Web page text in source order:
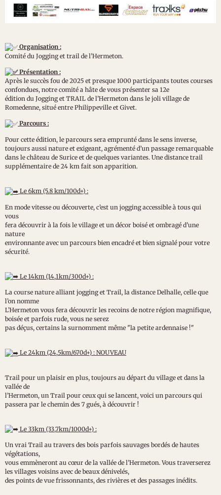
Organisation :
Comité du Jogging et trail de l’Hermeton.
Présentation :
Après le succès fou de 2025 et presque 1000 participants toutes courses
confondues, notre comité a hâte de vous présenter sa 12e
édition du Jogging et TRAIL de l’Hermeton dans le joli village de
Romedenne, situé entre Philippeville et Givet.
Parcours :
Pour cette édition, le parcours sera emprunté dans le sens inverse,
toujours aussi nature et exigeant, agrémenté d’un passage remarquable
dans le château de Surice et de quelques variantes. Une distance trail
supplémentaire de 24 km fait son apparition.
Le 6km (5.8 km/100d+) :
En mode vitesse ou découverte, c’est un jogging accessible à tous qui
vous
fera découvrir à la fois le village et un décor boisé et ombragé d’une
nature
environnante avec un parcours bien encadré et bien signalé pour votre
sécurité.
Le 14km (14,1km/300d+) :
La course nature alliant jogging et Trail, la distance Delhalle, celle que
l’on nomme
L’Hermeton vous fera découvrir les recoins de notre région magnifique,
boisée et parfois rude, vous ne serez
pas déçus, certains la surnomment même "la petite ardennaise !"
Le 24km (24,5km/670d+) : NOUVEAU
Trail pour un plaisir en plus, toujours au départ du village et dans la
vallée de
l’Hermeton, un Trail pour ceux qui se lancent, voici un parcours qui
passera par le chemin des 7 gués, à découvrir !
Le 33km (33,7km/1000d+) :
Un vrai Trail au travers des bois parfois sauvages bordés de hautes
végétations,
vous emmèneront au cœur de la vallée de l’Hermeton. Vous traverserez
les villages voisins avec de beaux dénivelés,
des points de vue frissonnants, des rivières et des passages inédits.